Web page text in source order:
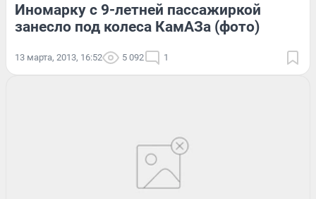
Иномарку с 9-летней пассажиркой
занесло под колеса КамАЗа (фото)
13 марта, 2013, 16:52 5 092 1